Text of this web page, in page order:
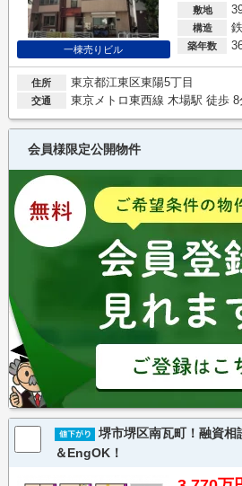
一棟売りビル
敷地
構造
築年数
住所 東京都江東区東陽5丁目
交通 東京メトロ東西線 木場駅 徒歩 8
会員様限定公開物件
堺市堺区南瓦町！融資相
＆EngOK！